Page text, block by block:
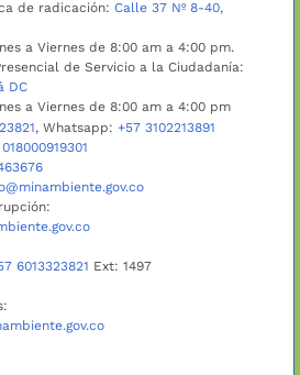
de radicación: Calle 37 Nº 8-40,
a Viernes de 8:00 am a 4:00 pm.
de Servicio a la Ciudadanía:
DC
a Viernes de 8:00 am a 4:00 pm
, Whatsapp: +57 3102213891
018000919301
6013323821 Ext: 1497